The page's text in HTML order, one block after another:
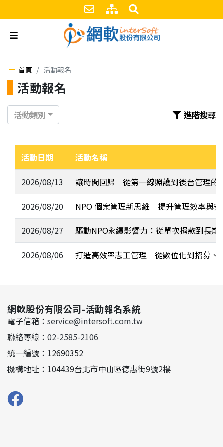
聯絡我們網站導覽搜尋區塊
漢堡
首頁 活動報名
活動報名
活動類別 進階搜尋
活動日期 活動名稱
2026/08/13 讓時間回歸｜從第一線照護到後台管理的
2026/08/20 NPO 個案管理新思維｜提升管理效率與
2026/08/27 驅動NPO永續影響力：從單次捐款到長期
2026/08/06 打造高效率志工管理｜從數位化到招募、
網軟股份有限公司-活動報名系統
電子信箱： service@intersoft.com.tw
聯絡專線： 02-2585-2106
統一編號：12690352
機構地址：104439台北市中山區德惠街9號2樓
Facebook粉絲專頁